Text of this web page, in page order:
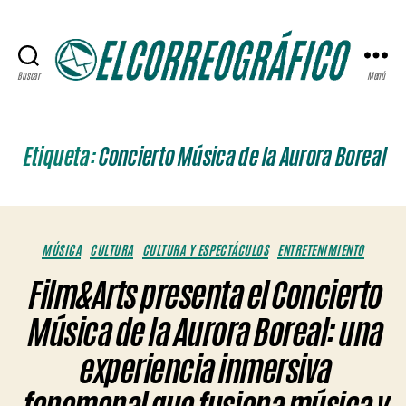
Buscar Menú
Etiqueta:Concierto Música de la Aurora Boreal
Categorías
MÚSICA CULTURA CULTURA Y ESPECTÁCULOS ENTRETENIMIENTO
Film&Arts presenta el Concierto
Música de la Aurora Boreal: una
experiencia inmersiva